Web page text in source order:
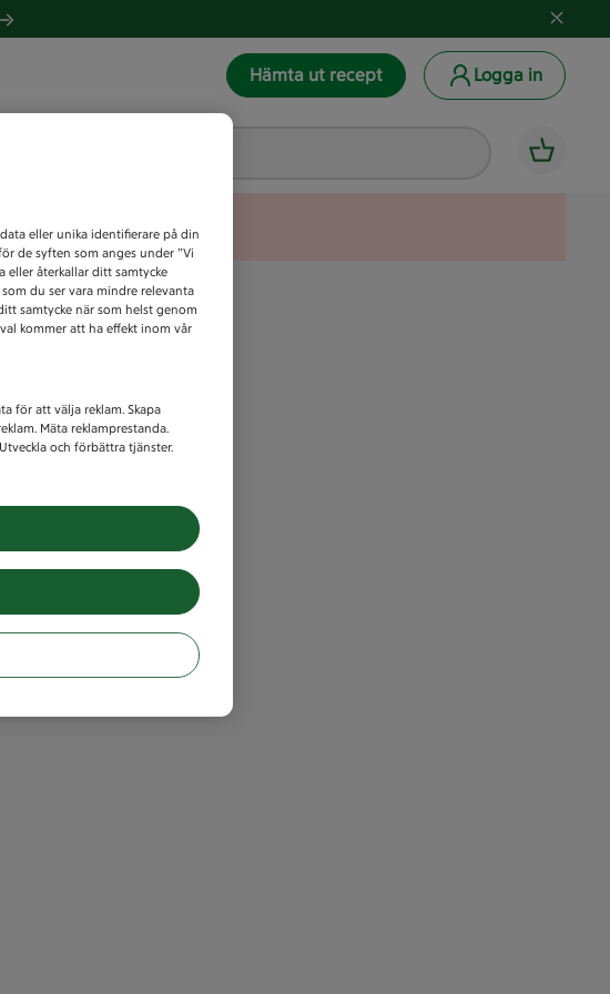
Hämta ut recept Logga in
error
eller unika identifierare på din
de syften som anges under ”Vi
eller återkallar ditt samtycke
du ser vara mindre relevanta
samtycke när som helst genom
kommer att ha effekt inom vår
för att välja reklam. Skapa
Mäta reklamprestanda.
och förbättra tjänster.